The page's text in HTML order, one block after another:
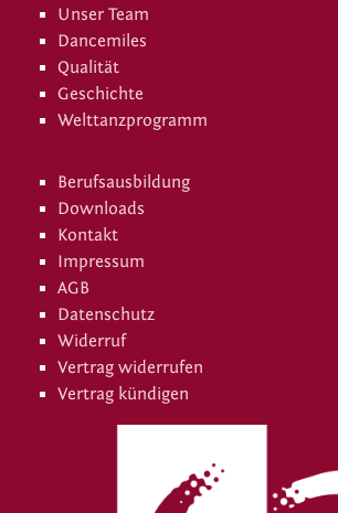
Unser Team
Dancemiles
Qualität
Geschichte
Welttanzprogramm
Berufsausbildung
Downloads
Kontakt
Impressum
AGB
Datenschutz
Widerruf
Vertrag widerrufen
Vertrag kündigen